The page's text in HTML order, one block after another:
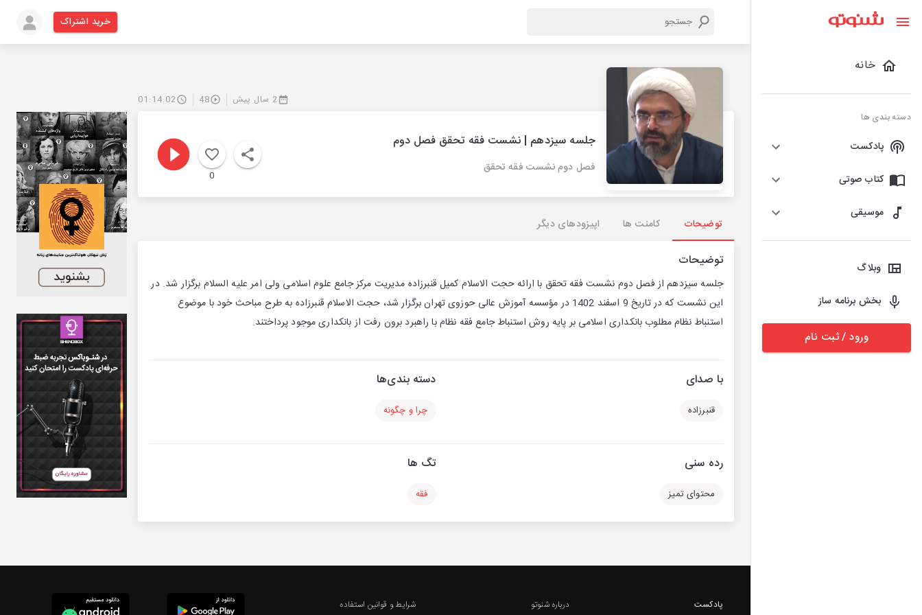
خانه
دسته بندی ها
پادکست
کتاب صوتی
موسیقی
وبلاگ
بخش برنامه ساز
ورود / ثبت نام
خرید اشتراک
2 سال پیش 48
01:14:02
جلسه سیزدهم | نشست فقه تحقق فصل دوم
فصل دوم نشست فقه تحقق
0
توضیحات کامنت ها اپیزودهای دیگر
توضیحات
جلسه سیزدهم از فصل دوم نشست فقه تحقق با ارائه حجت الاسلام کمیل قنبرزاده مدیریت مرکز جامع علوم اسلامی ولی امر علیه السلام برگزار شد. در
این نشست که در تاریخ 9 اسفند 1402 در مؤسسه آموزش عالی حوزوی تهران برگزار شد، حجت الاسلام قنبرزاده به طرح مباحث خود با موضوع
استنباط نظام مطلوب بانکداری اسلامی بر پایه روش استنباط جامع فقه نظام با راهبرد برون رفت از بانکداری موجود پرداختند.
با صدای
قنبرزاده
دسته بندی‌ها
چرا و چگونه
رده سنی
محتوای تمیز
تگ ها
فقه
پادکست درباره شنوتو شرایط و قوانین استفاده